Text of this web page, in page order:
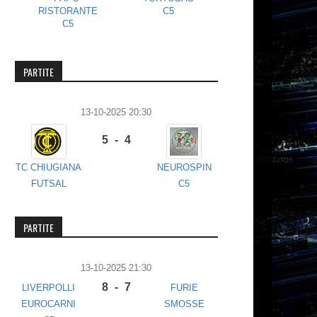
RISTORANTE
C5
C5
PARTITE
13-10-2025 20:30
TC CHIUGIANA
FUTSAL
5 - 4
NEUROSPIN
C5
PARTITE
13-10-2025 21:30
LIVERPOLLI
EUROCARNI
8 - 7
FURIE
SMOSSE